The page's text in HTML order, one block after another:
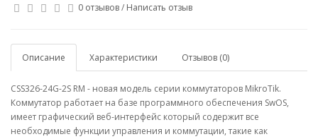
0 отзывов/ Написать отзыв
Описание Характеристики Отзывов (0)
CSS326-24G-2S RM - новая модель серии коммутаторов MikroTik.
Коммутатор работает на базе программного обеспечения SwOS,
имеет графический веб-интерфейс который содержит все
необходимые функции управления и коммутации, такие как